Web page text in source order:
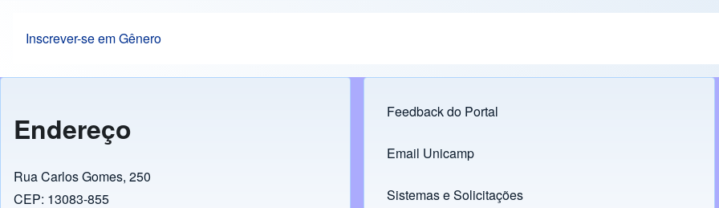
Inscrever-se em Gênero
Endereço
Rua Carlos Gomes, 250
CEP: 13083-855
Footer menu
Feedback do Portal
Links
Email Unicamp
(opens in new tab)
Sistemas e Solicitações
(opens in new tab)